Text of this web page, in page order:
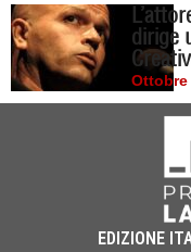
dirige
Ottobre
EDIZIONE